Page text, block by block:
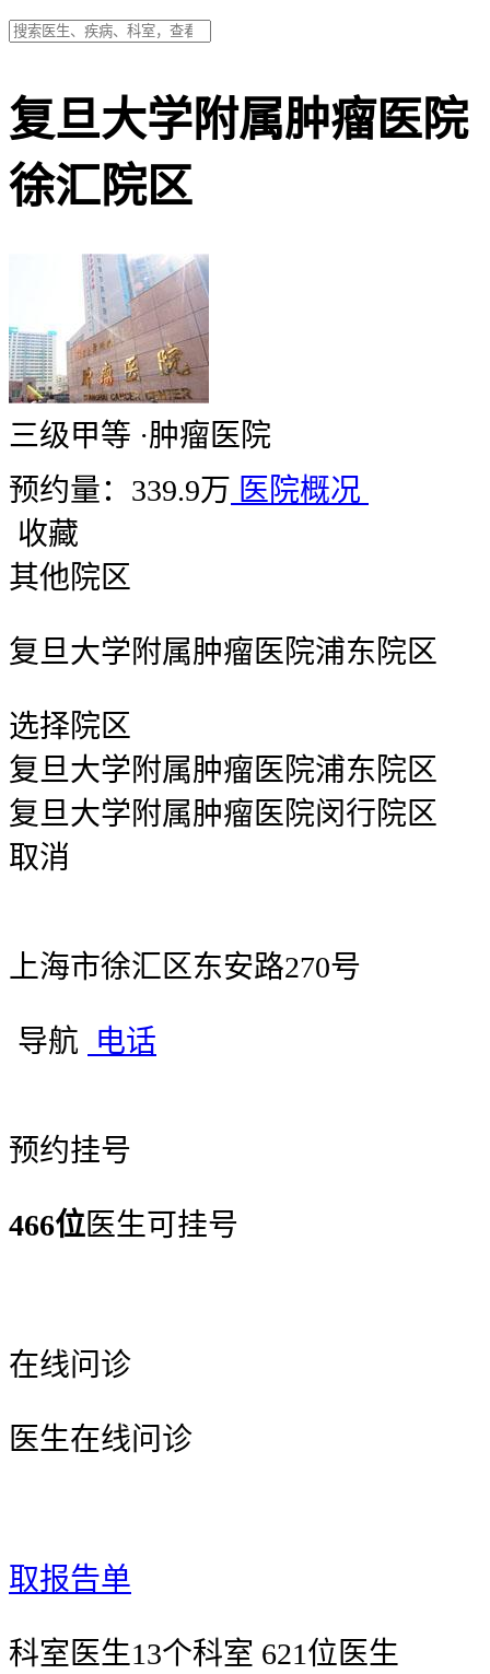
复旦大学附属肿瘤医院
徐汇院区
三级甲等 ·肿瘤医院
预约量：339.9万 医院概况
收藏
其他院区
复旦大学附属肿瘤医院浦东院区
选择院区
复旦大学附属肿瘤医院浦东院区
复旦大学附属肿瘤医院闵行院区
取消
上海市徐汇区东安路270号
导航 电话
预约挂号
466位医生可挂号
在线问诊
医生在线问诊
取报告单
科室医生13个科室 621位医生